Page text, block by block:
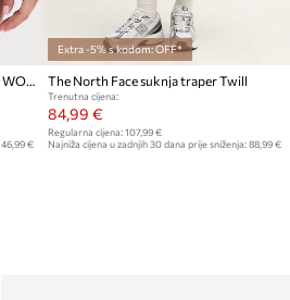
The North Face suknja-hlače FLEX WOVEN
46,99 €
Extra -5% s kodom: OFF*
The North Face suknja traper Twill
Trenutna cijena:
84,99 €
Regularna cijena: 107,99 €
Najniža cijena u zadnjih 30 dana prije sniženja: 88,99 €